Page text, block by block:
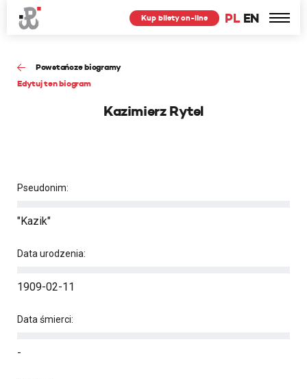
PL EN
Kup bilety on-line
Powstańcze biogramy
Edytuj ten biogram
Kazimierz Rytel
Pseudonim:
"Kazik"
Data urodzenia:
1909-02-11
Data śmierci:
-